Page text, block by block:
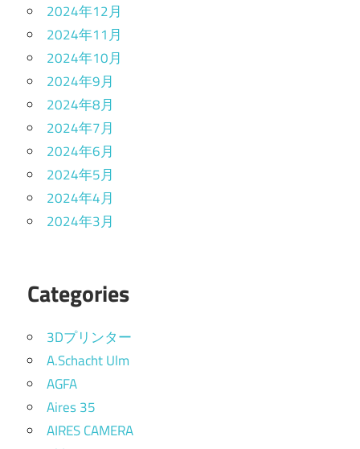
2024年12月
2024年11月
2024年10月
2024年9月
2024年8月
2024年7月
2024年6月
2024年5月
2024年4月
2024年3月
Categories
3Dプリンター
A.Schacht Ulm
AGFA
Aires 35
AIRES CAMERA